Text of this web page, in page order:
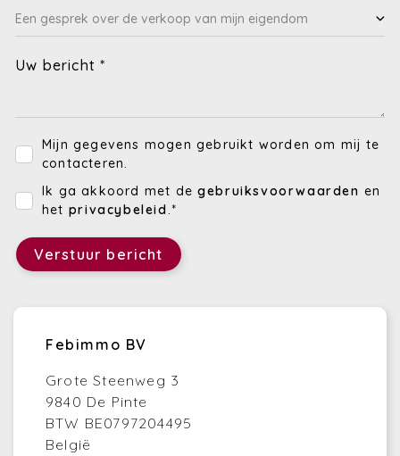
Uw bericht *
Mijn gegevens mogen gebruikt worden om mij te
contacteren.
Ik ga akkoord met degebruiksvoorwaarden en
het privacybeleid.*
Verstuur bericht
Febimmo BV
Grote Steenweg 3
9840 De Pinte
BTW BE0797204495
België